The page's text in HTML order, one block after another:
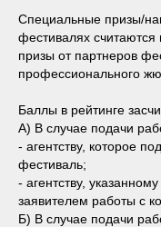
Специальные призы/
фестивалях
призы от партнеров
профессионального
Баллы в рейтинге
А) В случае подачи
- агентству, которое
фестиваль;
- агентству,
заявителем работы с
Б) В случае подачи